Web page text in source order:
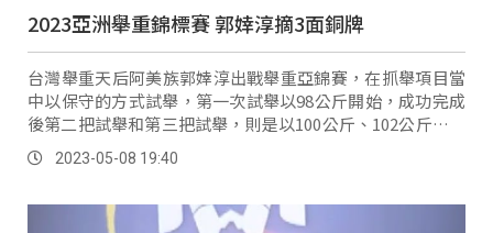
2023亞洲舉重錦標賽 郭婞淳摘3面銅牌
台灣舉重天后阿美族郭婞淳出戰舉重亞錦賽，在抓舉項目當
中以保守的方式試舉，第一次試舉以98公斤開始，成功完成
後第二把試舉和第三把試舉，則是以100公斤、102公斤輕鬆
舉起。2023-05-08 19:40